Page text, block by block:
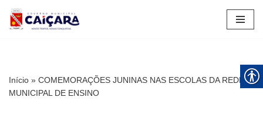
Pular
Início » COMEMORAÇÕES JUNINAS NAS ESCOLAS DA REDE
MUNICIPAL DE ENSINO